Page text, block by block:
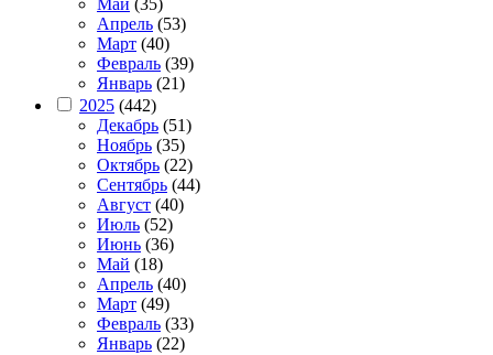
Май (35)
Апрель (53)
Март (40)
Февраль (39)
Январь (21)
2025 (442)
Декабрь (51)
Ноябрь (35)
Октябрь (22)
Сентябрь (44)
Август (40)
Июль (52)
Июнь (36)
Май (18)
Апрель (40)
Март (49)
Февраль (33)
Январь (22)